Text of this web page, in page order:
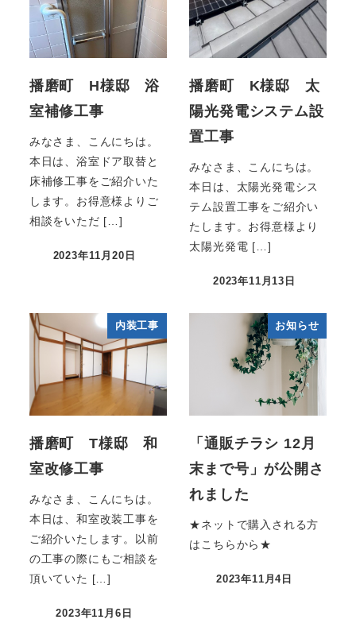
播磨町 H様邸 浴
室補修工事
みなさま、こんにちは。
本日は、浴室ドア取替と
床補修工事をご紹介いた
します。お得意様よりご
相談をいただ […]
2023年11月20日
播磨町 K様邸 太
陽光発電システム設
置工事
みなさま、こんにちは。
本日は、太陽光発電シス
テム設置工事をご紹介い
たします。お得意様より
太陽光発電 […]
2023年11月13日
内装工事
播磨町 T様邸 和
室改修工事
みなさま、こんにちは。
本日は、和室改装工事を
ご紹介いたします。以前
の工事の際にもご相談を
頂いていた […]
2023年11月6日
お知らせ
「通販チラシ 12月
末まで号」が公開さ
れました
★ネットで購入される方
はこちらから★
2023年11月4日